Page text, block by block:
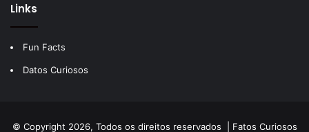
Links
Fun Facts
Datos Curiosos
© Copyright 2026, Todos os direitos reservados | Fatos Curiosos